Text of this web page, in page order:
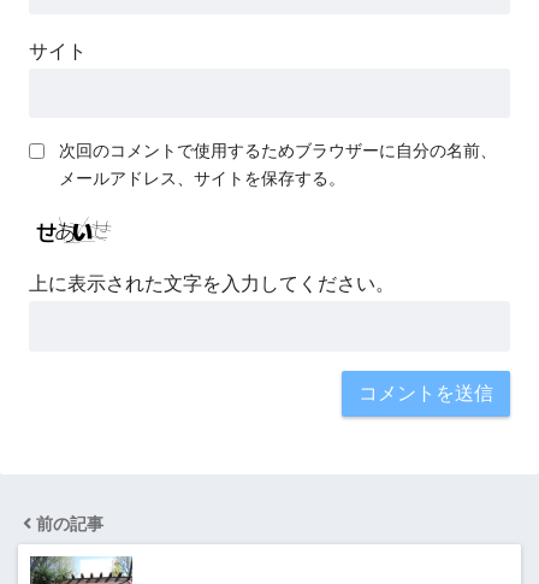
サイト
次回のコメントで使用するためブラウザーに自分の名前、
メールアドレス、サイトを保存する。
上に表示された文字を入力してください。
前の記事